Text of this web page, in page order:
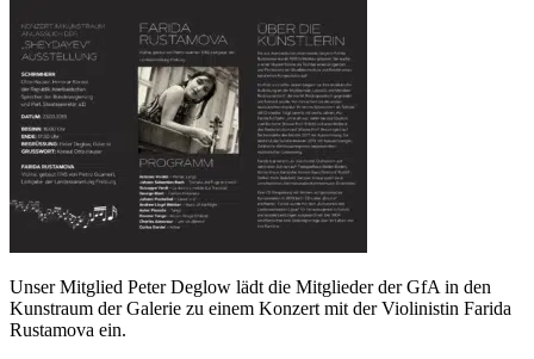
Unser Mitglied Peter Deglow lädt die Mitglieder der GfA in den
Kunstraum der Galerie zu einem Konzert mit der Violinistin Farida
Rustamova ein.